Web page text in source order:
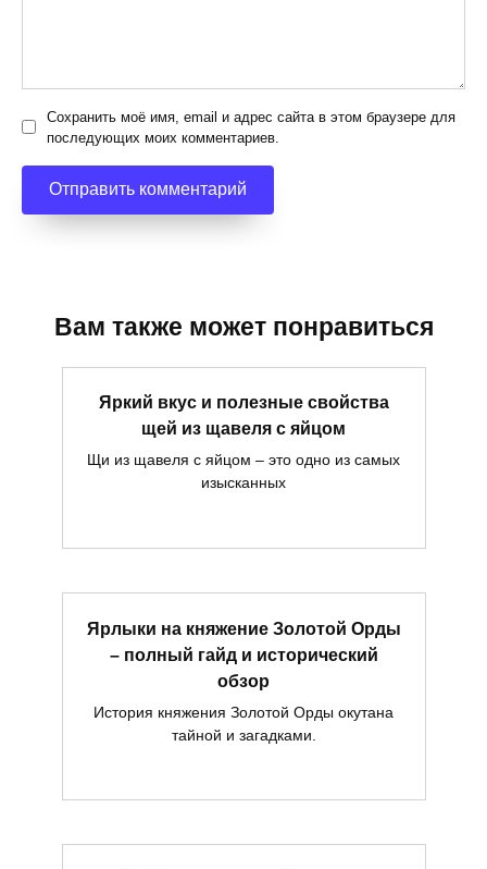
Сохранить моё имя, email и адрес сайта в этом браузере для
последующих моих комментариев.
Вам также может понравиться
Яркий вкус и полезные свойства
щей из щавеля с яйцом
Щи из щавеля с яйцом – это одно из самых
изысканных
Ярлыки на княжение Золотой Орды
– полный гайд и исторический
обзор
История княжения Золотой Орды окутана
тайной и загадками.